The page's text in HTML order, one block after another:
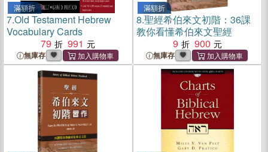
滿額折
7.Old Testament Hebrew
Vocabulary Cards
79
991
無庫存
滿額折
8.聖經希伯來文初階：36課
教你看懂希伯來文聖經
9
900
無庫存